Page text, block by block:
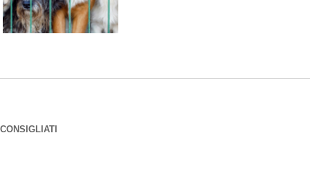
CONSIGLIATI